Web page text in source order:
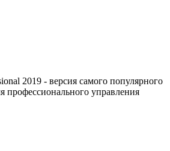
2019 - версия самого популярного
профессионального управления